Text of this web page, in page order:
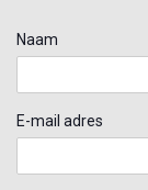
Naam
E-mail adres